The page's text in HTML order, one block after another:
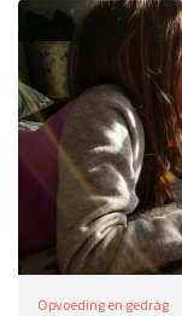
Opvoeding en gedrag